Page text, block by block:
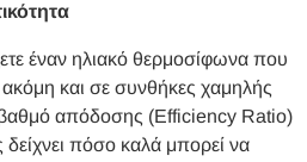
έναν ηλιακό θερμοσίφωνα που
και σε συνθήκες χαμηλής
βαθμό απόδοσης (Efficiency Ratio)
πόσο καλά μπορεί να